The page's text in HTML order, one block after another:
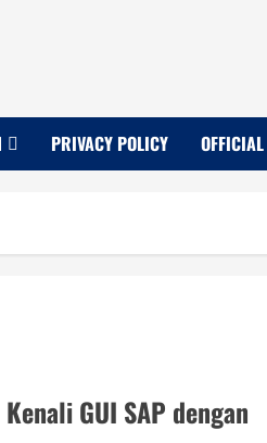
PRIVACY POLICY OFFICIAL
GUI SAP dengan